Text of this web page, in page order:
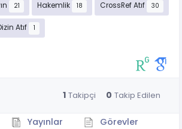
21 Hakemlik 18 CrossRef Atıf 30
Atıf 1
1 Takipçi 0 Takip Edilen
Yayınlar
Görevler